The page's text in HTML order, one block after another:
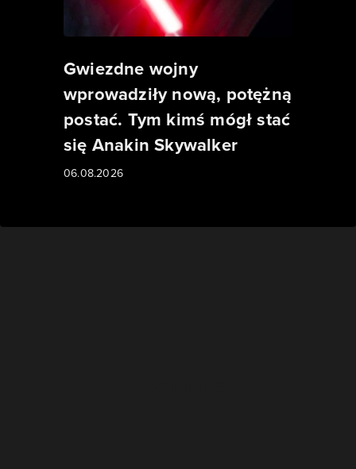
Gwiezdne wojny
wprowadziły nową, potężną
postać. Tym kimś mógł stać
się Anakin Skywalker
06.08.2026